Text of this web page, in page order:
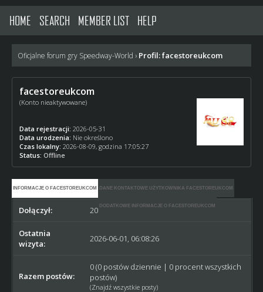
HOME SEARCH MEMBER LIST HELP
Oficjalne forum gry Speedway-World › Profil: facestoreukcom
facestoreukcom
(Konto nieaktywowane)
Data rejestracji: 2026-05-31
Data urodzenia: Nie określono
Czas lokalny: 2026-08-09, godzina 17:05:27
Status: Offline
INFORMACJE O FACESTOREUKCOM DANE KONTAKTOWE UŻYTKOWNIKA FACESTOREUKCOM
DODATKOWE INFORMACJE O FACESTOREUKCOM
Dołączył: 2026-05-31
Ostatnia
wizyta:
2026-06-01, 06:08:26
Razem postów:
0 (0 postów dziennie | 0 procent wszystkich
postów)
(Znajdź wszystkie posty)